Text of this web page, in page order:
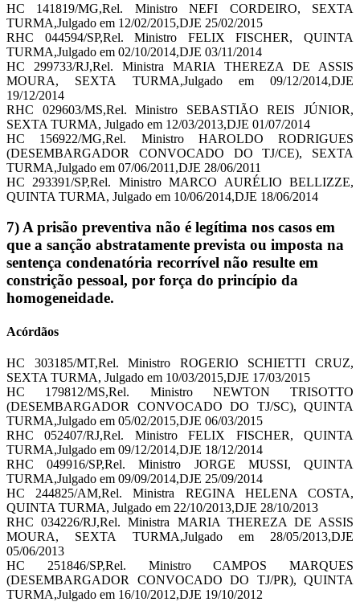
HC 141819/MG,Rel. Ministro NEFI CORDEIRO, SEXTA
TURMA,Julgado em 12/02/2015,DJE 25/02/2015
RHC 044594/SP,Rel. Ministro FELIX FISCHER, QUINTA
TURMA,Julgado em 02/10/2014,DJE 03/11/2014
HC 299733/RJ,Rel. Ministra MARIA THEREZA DE ASSIS
MOURA, SEXTA TURMA,Julgado em 09/12/2014,DJE
19/12/2014
RHC 029603/MS,Rel. Ministro SEBASTIÃO REIS JÚNIOR,
SEXTA TURMA, Julgado em 12/03/2013,DJE 01/07/2014
HC 156922/MG,Rel. Ministro HAROLDO RODRIGUES
(DESEMBARGADOR CONVOCADO DO TJ/CE), SEXTA
TURMA,Julgado em 07/06/2011,DJE 28/06/2011
HC 293391/SP,Rel. Ministro MARCO AURÉLIO BELLIZZE,
QUINTA TURMA, Julgado em 10/06/2014,DJE 18/06/2014
7) A prisão preventiva não é legítima nos casos em
que a sanção abstratamente prevista ou imposta na
sentença condenatória recorrível não resulte em
constrição pessoal, por força do princípio da
homogeneidade.
Acórdãos
HC 303185/MT,Rel. Ministro ROGERIO SCHIETTI CRUZ,
SEXTA TURMA, Julgado em 10/03/2015,DJE 17/03/2015
HC 179812/MS,Rel. Ministro NEWTON TRISOTTO
(DESEMBARGADOR CONVOCADO DO TJ/SC), QUINTA
TURMA,Julgado em 05/02/2015,DJE 06/03/2015
RHC 052407/RJ,Rel. Ministro FELIX FISCHER, QUINTA
TURMA,Julgado em 09/12/2014,DJE 18/12/2014
RHC 049916/SP,Rel. Ministro JORGE MUSSI, QUINTA
TURMA,Julgado em 09/09/2014,DJE 25/09/2014
HC 244825/AM,Rel. Ministra REGINA HELENA COSTA,
QUINTA TURMA, Julgado em 22/10/2013,DJE 28/10/2013
RHC 034226/RJ,Rel. Ministra MARIA THEREZA DE ASSIS
MOURA, SEXTA TURMA,Julgado em 28/05/2013,DJE
05/06/2013
HC 251846/SP,Rel. Ministro CAMPOS MARQUES
(DESEMBARGADOR CONVOCADO DO TJ/PR), QUINTA
TURMA,Julgado em 16/10/2012,DJE 19/10/2012